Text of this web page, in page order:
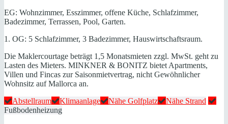
EG: Wohnzimmer, Esszimmer, offene Küche, Schlafzimmer,
Badezimmer, Terrassen, Pool, Garten.
1. OG: 5 Schlafzimmer, 3 Badezimmer, Hauswirtschaftsraum.
Die Maklercourtage beträgt 1,5 Monatsmieten zzgl. MwSt. geht zu
Lasten des Mieters. MINKNER & BONITZ bietet Apartments,
Villen und Fincas zur Saisonmietvertrag, nicht Gewöhnlicher
Wohnsitz auf Mallorca an.
Abstellraum
Klimaanlage Nähe Golfplatz
Nähe Strand
Fußbodenheizung